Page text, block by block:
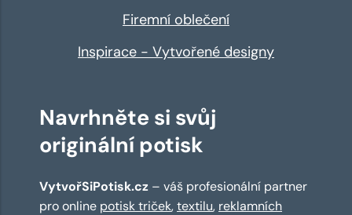
Firemní oblečení
Inspirace - Vytvořené designy
Navrhněte si svůj
originální potisk
VytvořSiPotisk.cz – váš profesionální partner
pro online potisk triček,textilu, reklamních